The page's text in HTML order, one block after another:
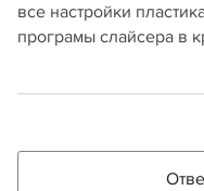
все настройки
програмы слайсера в